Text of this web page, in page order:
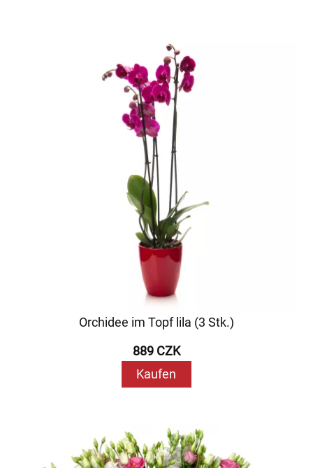
Orchidee im Topf lila (3 Stk.)
889 CZK
Kaufen